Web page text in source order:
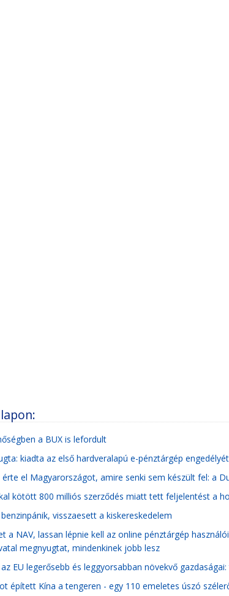
a BUX is lefordult
kiadta az első hardveralapú e-pénztárgép
érte el Magyarországot, amire senki sem készült fel: a
kötött 800 milliós szerződés miatt tett feljelentést a
visszaesett a kiskereskedelem
a NAV, lassan lépnie kell az online pénztárgép
megnyugtat, mindenkinek jobb lesz
EU legerősebb és leggyorsabban növekvő
épített Kína a tengeren - egy 110 emeletes úszó